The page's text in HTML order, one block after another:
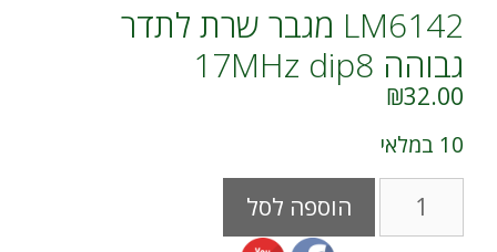
LM6142 מגבר שרת לתדר
גבוהה 17MHz dip8
₪32.00
10 במלאי
כמות
LM6142
הוספה לסל